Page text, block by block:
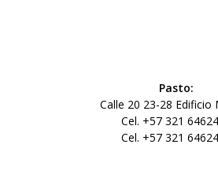
Pasto:
Calle 20 23-28 Edificio
Cel. +57 321
Cel. +57 321